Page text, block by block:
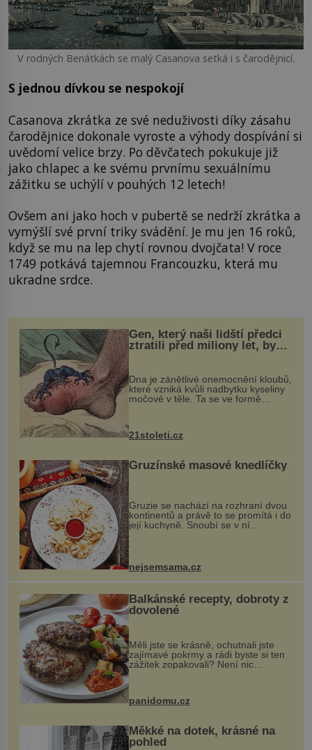
V rodných Benátkách se malý Casanova setká i s čarodějnicí.
S jednou dívkou se nespokojí
Casanova zkrátka ze své neduživosti díky zásahu
čarodějnice dokonale vyroste a výhody dospívání si
uvědomí velice brzy. Po děvčatech pokukuje již
jako chlapec a ke svému prvnímu sexuálnímu
zážitku se uchýlí v pouhých 12 letech!
Ovšem ani jako hoch v pubertě se nedrží zkrátka a
vymýšlí své první triky svádění. Je mu jen 16 roků,
když se mu na lep chytí rovnou dvojčata! V roce
1749 potkává tajemnou Francouzku, která mu
ukradne srdce.
Gen, který naši lidští předci
ztratili před miliony let, by
mohl pomoci s léčbou
„nemoci králů“
Dna je zánětlivé onemocnění kloubů,
které vzniká kvůli nadbytku kyseliny
močové v těle. Ta se ve formě
nohou, a způsobuje bole...
21stoleti.cz
Gruzínské masové knedlíčky
Gruzie se nachází na rozhraní dvou
kontinentů a právě to se promítá i do
její kuchyně. Snoubí se v ní
evropské a asijské chutě a díky tomu
vznikají rozmanité a chuťově bohaté
pokrmy, které rozhodně st...
nejsemsama.cz
Balkánské recepty, dobroty z
dovolené
Měli jste se krásně, ochutnali jste
zajímavé pokrmy a rádi byste si ten
zážitek zopakovali? Není nic
snazšího. Pljeskavica (10 porcí)
Možná jste ji ochutnali na dovolené v
panidomu.cz
Měkké na dotek, krásné na
pohled